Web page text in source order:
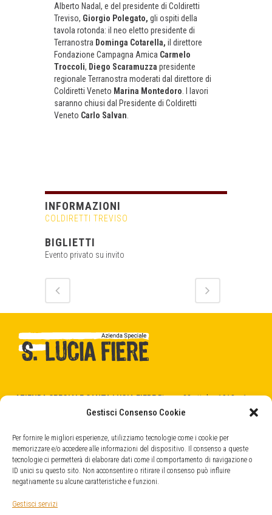
Gestisci Consenso Cookie
Per fornire le migliori esperienze, utilizziamo tecnologie come i cookie per
memorizzare e/o accedere alle informazioni del dispositivo. Il consenso a queste
tecnologie ci permetterà di elaborare dati come il comportamento di navigazione o
ID unici su questo sito. Non acconsentire o ritirare il consenso può influire
negativamente su alcune caratteristiche e funzioni.
Gestisci servizi
Alberto Nadal, e del presidente di Coldiretti
Treviso, Giorgio Polegato, gli ospiti della
tavola rotonda: il neo eletto presidente di
Terranostra Dominga Cotarella, il direttore
Fondazione Campagna Amica Carmelo
Troccoli, Diego Scaramuzza presidente
regionale Terranostra moderati dal direttore di
Coldiretti Veneto Marina Montedoro . I lavori
saranno chiusi dal Presidente di Coldiretti
Veneto Carlo Salvan
INFORMAZIONI
COLDIRETTI TREVISO
BIGLIETTI
Evento privato su invito
AZIENDA SPECIALE SANTA LUCIA FIEREPiazza 28 ottobre 1918 n.1
31025 Santa Lucia di Piave (TV)
cod. SDI -5RUO82D
QUARTIERE FIERISTICO
Strada Provinciale, 45
31025 Santa Lucia di Piave (TV)
santaluciafiere@legalmail.it